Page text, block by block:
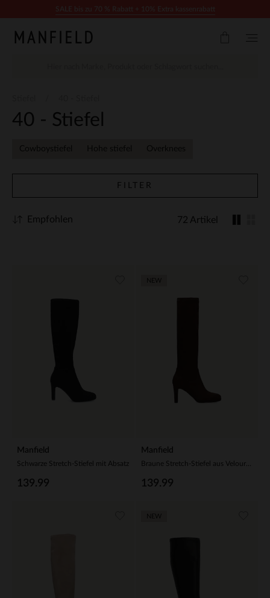
40 - Stiefel
Cowboystiefel Hohe stiefel Overknees
FILTER
72 Artikel
Empfohlen
Manfield
Schwarze Stretch-Stiefel mit Absatz
139.99
Manfield
Braune Stretch-Stiefel aus Velourslederimitat
139.99